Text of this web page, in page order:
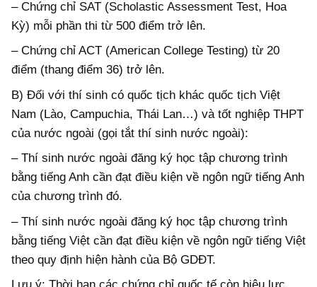
– Chứng chỉ SAT (Scholastic Assessment Test, Hoa
Kỳ) mỗi phần thi từ 500 điểm trở lên.
– Chứng chỉ ACT (American College Testing) từ 20
điểm (thang điểm 36) trở lên.
B) Đối với thí sinh có quốc tịch khác quốc tịch Việt
Nam (Lào, Campuchia, Thái Lan…) và tốt nghiệp THPT
của nước ngoài (gọi tắt thí sinh nước ngoài):
– Thí sinh nước ngoài đăng ký học tập chương trình
bằng tiếng Anh cần đạt điều kiện về ngôn ngữ tiếng Anh
của chương trình đó.
– Thí sinh nước ngoài đăng ký học tập chương trình
bằng tiếng Việt cần đạt điều kiện về ngôn ngữ tiếng Việt
theo quy định hiện hành của Bộ GDĐT.